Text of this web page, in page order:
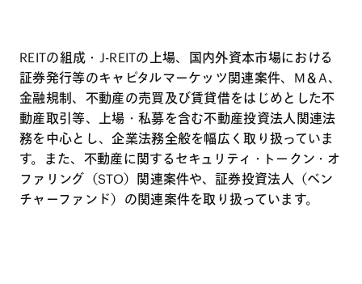
REITの組成・J-REITの上場、国内外資本市場における
証券発行等のキャピタルマーケッツ関連案件、M＆A、
金融規制、不動産の売買及び賃貸借をはじめとした不
動産取引等、上場・私募を含む不動産投資法人関連法
務を中心とし、企業法務全般を幅広く取り扱っていま
す。また、不動産に関するセキュリティ・トークン・オ
ファリング（STO）関連案件や、証券投資法人（ベン
チャーファンド）の関連案件を取り扱っています。